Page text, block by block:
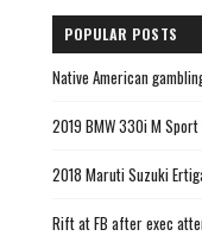
POPULAR POSTS
Native American
2019 BMW 330i M
2018 Maruti Suzuki
Rift at FB after exec